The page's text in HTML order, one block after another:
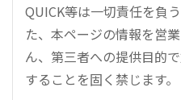
QUICK等は一切責任を負
た、本ページの情報を営
ん、第三者への提供目的
することを固く禁じます。